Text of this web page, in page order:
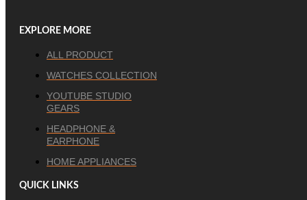
EXPLORE MORE
ALL PRODUCT
WATCHES COLLECTION
YOUTUBE STUDIO
GEARS
HEADPHONE &
EARPHONE
HOME APPLIANCES
QUICK LINKS